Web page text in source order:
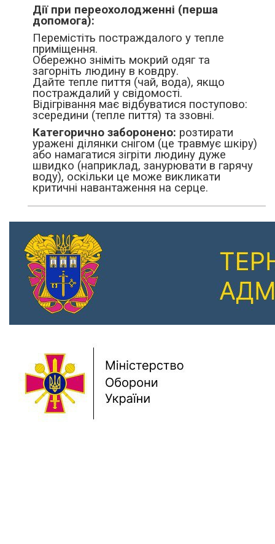
Дії при переохолодженні (перша
допомога):
Перемістіть постраждалого у тепле
приміщення.
Обережно зніміть мокрий одяг та
загорніть людину в ковдру.
Дайте тепле пиття (чай, вода), якщо
постраждалий у свідомості.
Відігрівання має відбуватися поступово:
зсередини (тепле пиття) та ззовні.
Категорично заборонено: розтирати
уражені ділянки снігом (це травмує шкіру)
або намагатися зігріти людину дуже
швидко (наприклад, занурювати в гарячу
воду), оскільки це може викликати
критичні навантаження на серце.
Previous